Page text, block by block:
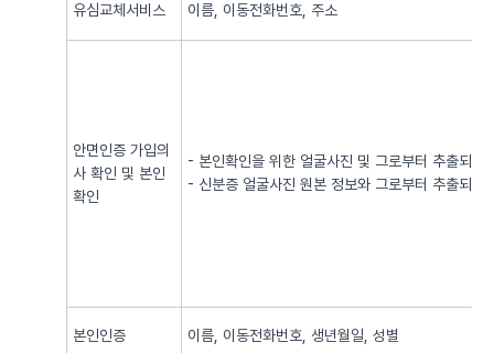
유심교체서비스 이름, 이동전화번호, 주소
안면인증 가입의
사 확인 및 본인
확인
- 본인확인을 위한 얼굴사진 및 그로부터 추출되어
- 신분증 얼굴사진 원본 정보와 그로부터 추출되어
본인인증 이름, 이동전화번호, 생년월일, 성별